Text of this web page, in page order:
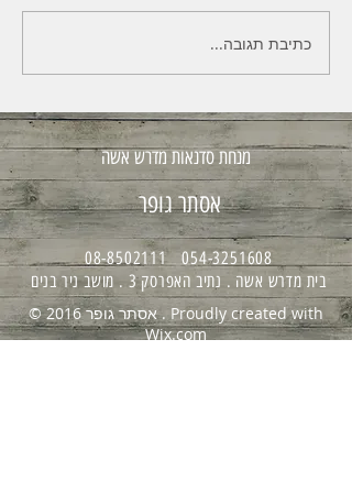
כתיבת תגובה...
מנחת סדנאות מדרש אשה
אסתר גופר
054-3251608
08-8502111
בית מדרש אשה . נתיב האפרסק 3 . מושב ניר בנים
© 2016 אסתר גופר . Proudly created with
Wix.com